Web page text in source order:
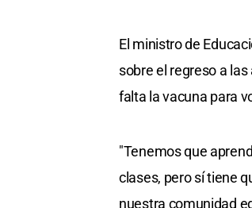
El ministro de
sobre el regreso a
falta la vacuna para
"Tenemos que
clases, pero sí tiene
nuestra comunidad